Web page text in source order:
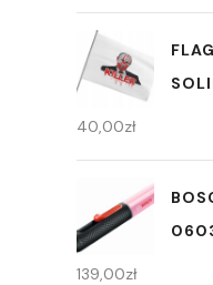
40,00zł
139,00zł